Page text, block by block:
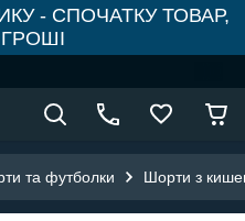
- СПОЧАТКУ ТОВАР,
та футболки Шорти з